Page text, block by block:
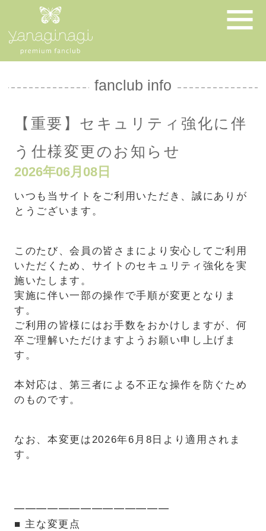
fanclub info
【重要】セキュリティ強化に伴
う仕様変更のお知らせ
2026年06月08日
いつも当サイトをご利用いただき、誠にありが
とうございます。
このたび、会員の皆さまにより安心してご利用
いただくため、サイトのセキュリティ強化を実
施いたします。
実施に伴い一部の操作で手順が変更となりま
す。
ご利用の皆様にはお手数をおかけしますが、何
卒ご理解いただけますようお願い申し上げま
す。
本対応は、第三者による不正な操作を防ぐため
のものです。
なお、本変更は2026年6月8日より適用されま
す。
━━━━━━━━━━━━━━
■ 主な変更点